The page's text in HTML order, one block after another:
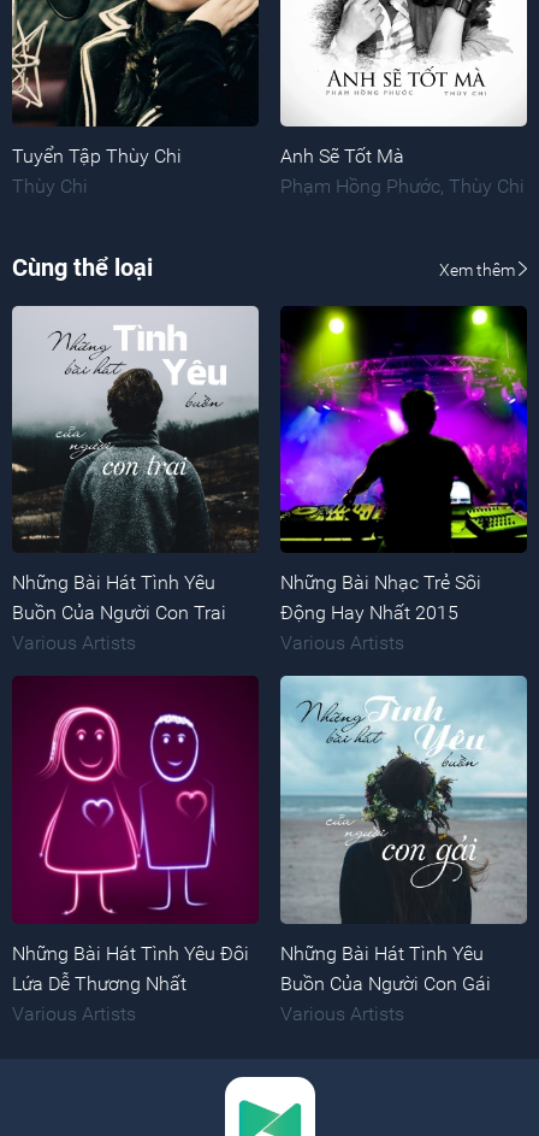
Tuyển Tập Thùy Chi
Thùy Chi
Anh Sẽ Tốt Mà
Phạm Hồng Phước, Thùy Chi
Cùng thể loại Xem thêm
Những Bài Hát Tình Yêu
Buồn Của Người Con Trai
Various Artists
Những Bài Nhạc Trẻ Sôi
Động Hay Nhất 2015
Various Artists
Những Bài Hát Tình Yêu Đôi
Lứa Dễ Thương Nhất
Various Artists
Những Bài Hát Tình Yêu
Buồn Của Người Con Gái
Various Artists